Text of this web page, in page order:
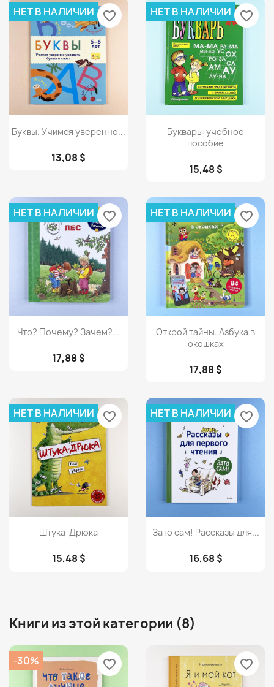
Просмотр
Буквы. Учимся уверенно...
13,08 $
НЕТ В НАЛИЧИИ favorite_border
Просмотр
Букварь: учебное
пособие
15,48 $
НЕТ В НАЛИЧИИ favorite_border
Просмотр
Что? Почему? Зачем?...
17,88 $
НЕТ В НАЛИЧИИ favorite_border
Просмотр
Открой тайны. Азбука в
окошках
17,88 $
НЕТ В НАЛИЧИИ favorite_border
Просмотр
Штука-Дрюка
15,48 $
НЕТ В НАЛИЧИИ favorite_border
Просмотр
Зато сам! Рассказы для...
16,68 $
НЕТ В НАЛИЧИИ favorite_border
Книги из этой категории (8)
-30% favorite_border favorite_border